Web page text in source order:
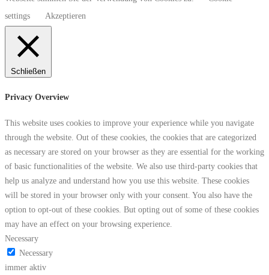
settings
Akzeptieren
Schließen
Privacy Overview
This website uses cookies to improve your experience while you navigate
through the website. Out of these cookies, the cookies that are categorized
as necessary are stored on your browser as they are essential for the working
of basic functionalities of the website. We also use third-party cookies that
help us analyze and understand how you use this website. These cookies
will be stored in your browser only with your consent. You also have the
option to opt-out of these cookies. But opting out of some of these cookies
may have an effect on your browsing experience.
Necessary
Necessary
immer aktiv